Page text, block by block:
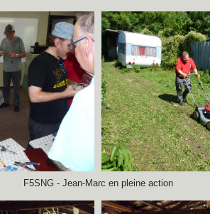
F5SNG - Jean-Marc en pleine action